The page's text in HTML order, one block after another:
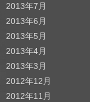
2013年7月
2013年6月
2013年5月
2013年4月
2013年3月
2012年12月
2012年11月